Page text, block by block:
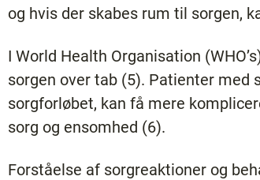
og hvis der skabes rum til sorgen,
I World Health Organisation
sorgen over tab (5). Patienter med
sorgforløbet, kan få mere
sorg og ensomhed (6).
Forståelse af sorgreaktioner og